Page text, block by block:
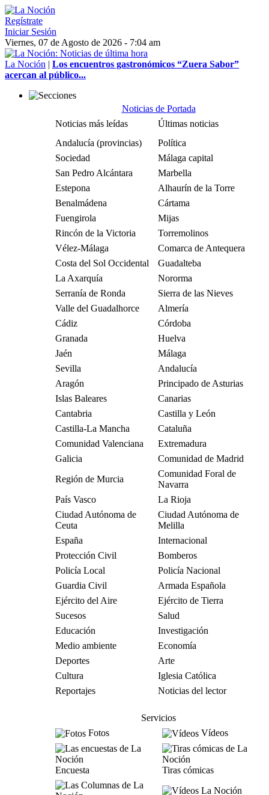
Regístrate
Iniciar Sesión
Viernes, 07 de Agosto de 2026 - 7:04 am
La Noción | Los encuentros gastronómicos “Zuera Sabor”
acercan al público...
Noticias de Portada
Noticias más leídas
Últimas noticias
Andalucía (provincias)
Política
Sociedad
Málaga capital
San Pedro Alcántara
Marbella
Estepona
Alhaurín de la Torre
Benalmádena
Cártama
Fuengirola
Mijas
Rincón de la Victoria
Torremolinos
Vélez-Málaga
Comarca de Antequera
Costa del Sol Occidental
Guadalteba
La Axarquía
Nororma
Serranía de Ronda
Sierra de las Nieves
Valle del Guadalhorce
Almería
Cádiz
Córdoba
Granada
Huelva
Jaén
Málaga
Sevilla
Andalucía
Aragón
Principado de Asturias
Islas Baleares
Canarias
Cantabria
Castilla y León
Castilla-La Mancha
Cataluña
Comunidad Valenciana
Extremadura
Galicia
Comunidad de Madrid
Región de Murcia
Comunidad Foral de
Navarra
País Vasco
La Rioja
Ciudad Autónoma de
Ceuta
Ciudad Autónoma de
Melilla
España
Internacional
Protección Civil
Bomberos
Policía Local
Policía Nacional
Guardia Civil
Armada Española
Ejército del Aire
Ejército de Tierra
Sucesos
Salud
Educación
Investigación
Medio ambiente
Economía
Deportes
Arte
Cultura
Iglesia Católica
Reportajes
Noticias del lector
Servicios
Fotos
Vídeos
Encuesta Tiras cómicas